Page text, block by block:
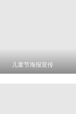
儿童节海报宣传